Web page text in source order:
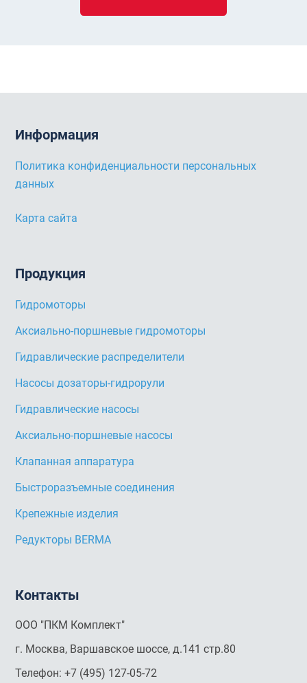
Информация
Политика конфиденциальности персональных
данных
Карта сайта
Продукция
Гидромоторы
Аксиально-поршневые гидромоторы
Гидравлические распределители
Насосы дозаторы-гидрорули
Гидравлические насосы
Аксиально-поршневые насосы
Клапанная аппаратура
Быстроразъемные соединения
Крепежные изделия
Редукторы BERMA
Контакты
ООО "ПКМ Комплект"
г. Москва, Варшавское шоссе, д.141 стр.80
Телефон:+7 (495) 127-05-72